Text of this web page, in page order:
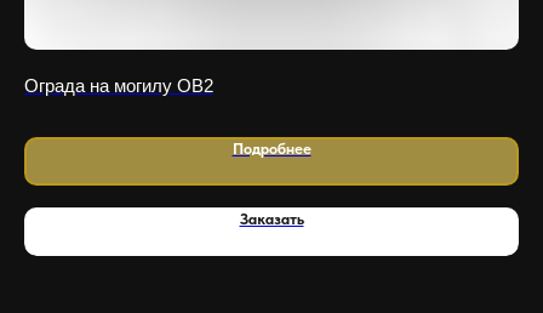
Ограда на могилу OB2
Подробнее
Заказать